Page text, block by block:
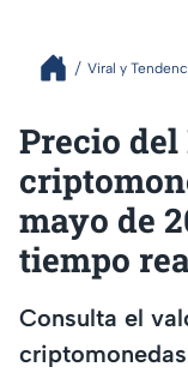
Viral y
Precio
mayo de
tiempo
Consulta el